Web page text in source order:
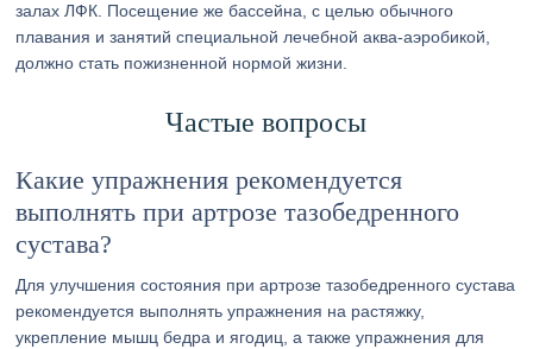
залах ЛФК. Посещение же бассейна, с целью обычного
плавания и занятий специальной лечебной аква-аэробикой,
должно стать пожизненной нормой жизни.
Частые вопросы
Какие упражнения рекомендуется
выполнять при артрозе тазобедренного
сустава?
Для улучшения состояния при артрозе тазобедренного сустава
рекомендуется выполнять упражнения на растяжку,
укрепление мышц бедра и ягодиц, а также упражнения для